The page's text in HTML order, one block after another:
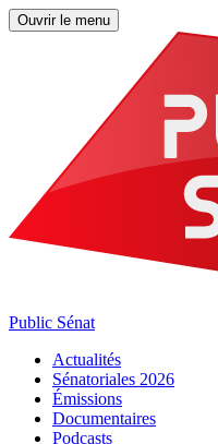
Ouvrir le menu
Public Sénat
Actualités
Sénatoriales 2026
Émissions
Documentaires
Podcasts